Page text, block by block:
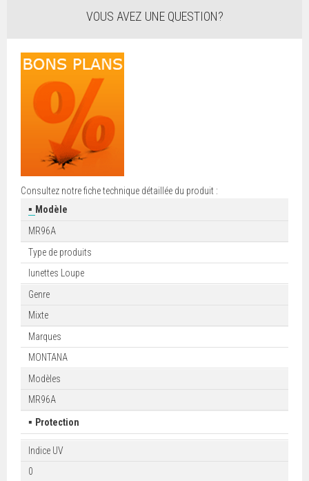
VOUS AVEZ UNE QUESTION?
Consultez notre fiche technique détaillée du produit :
▪ Modèle
MR96A
Type de produits
lunettes Loupe
Genre
Mixte
Marques
MONTANA
Modèles
MR96A
▪ Protection
Indice UV
0